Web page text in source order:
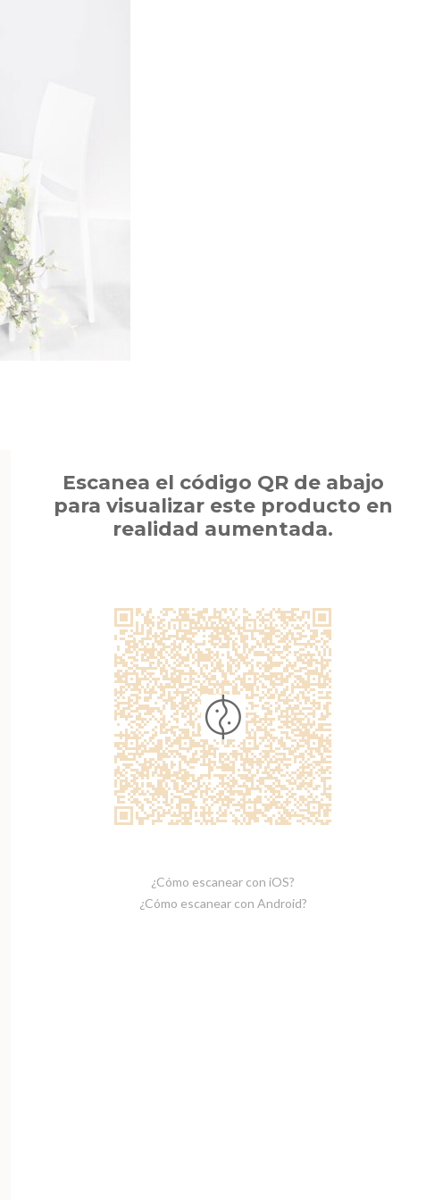
Escanea el código QR de abajo
para visualizar este producto en
realidad aumentada.
¿Cómo escanear con iOS?
¿Cómo escanear con Android?